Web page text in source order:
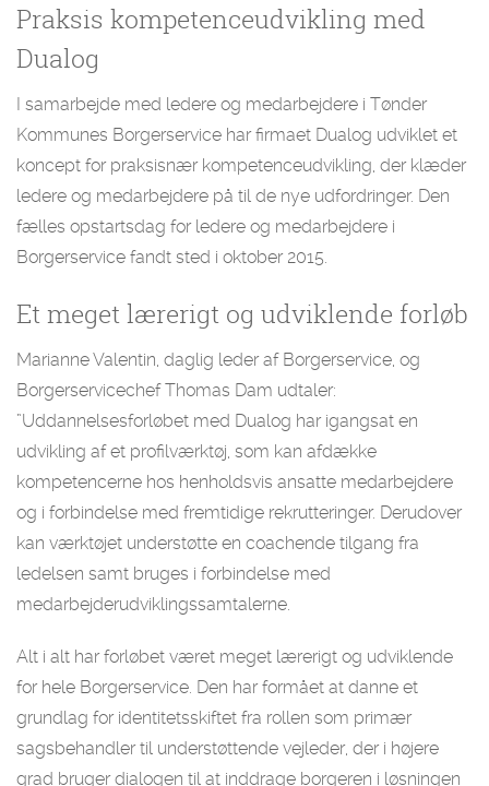
Praksis kompetenceudvikling med
Dualog
I samarbejde med ledere og medarbejdere i Tønder
Kommunes Borgerservice har firmaet Dualog udviklet et
koncept for praksisnær kompetenceudvikling, der klæder
ledere og medarbejdere på til de nye udfordringer. Den
fælles opstartsdag for ledere og medarbejdere i
Borgerservice fandt sted i oktober 2015.
Et meget lærerigt og udviklende forløb
Marianne Valentin, daglig leder af Borgerservice, og
Borgerservicechef Thomas Dam udtaler:
”Uddannelsesforløbet med Dualog har igangsat en
udvikling af et profilværktøj, som kan afdække
kompetencerne hos henholdsvis ansatte medarbejdere
og i forbindelse med fremtidige rekrutteringer. Derudover
kan værktøjet understøtte en coachende tilgang fra
ledelsen samt bruges i forbindelse med
medarbejderudviklingssamtalerne.
Alt i alt har forløbet været meget lærerigt og udviklende
for hele Borgerservice. Den har formået at danne et
grundlag for identitetsskiftet fra rollen som primær
sagsbehandler til understøttende vejleder, der i højere
grad bruger dialogen til at inddrage borgeren i løsningen